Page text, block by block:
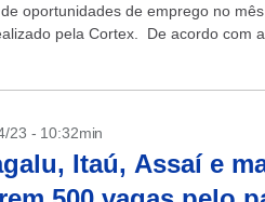
oportunidades de emprego no
pela Cortex. De acordo com a
23 - 10:32min
Itaú, Assaí e